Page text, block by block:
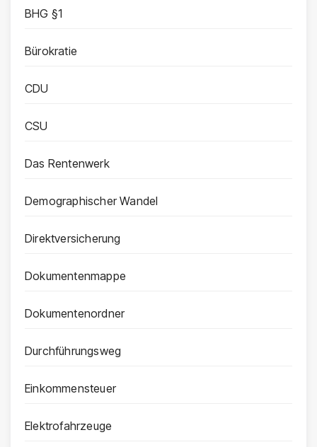
BHG §1
Bürokratie
CDU
CSU
Das Rentenwerk
Demographischer Wandel
Direktversicherung
Dokumentenmappe
Dokumentenordner
Durchführungsweg
Einkommensteuer
Elektrofahrzeuge